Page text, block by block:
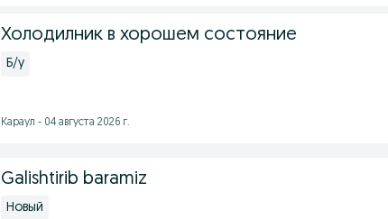
Холодилник в хорошем состояние
Б/у
Караул - 04 августа 2026 г.
Galishtirib baramiz
Новый